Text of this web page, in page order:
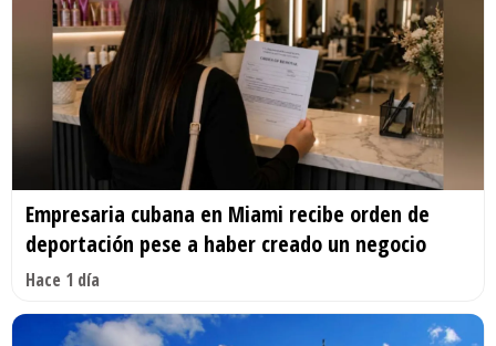
Empresaria cubana en Miami recibe orden de
deportación pese a haber creado un negocio
Hace 1 día